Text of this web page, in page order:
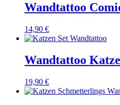
Wandtattoo
14,90 €
Wandtattoo
19,90 €